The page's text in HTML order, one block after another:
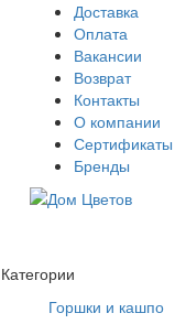
Доставка
Оплата
Вакансии
Возврат
Контакты
О компании
Сертификаты
Бренды
Категории
Горшки и кашпо